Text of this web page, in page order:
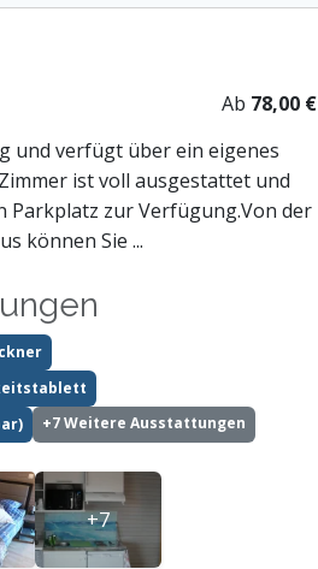
Ab 78,00 €
und verfügt über ein eigenes
ist voll ausgestattet und
Parkplatz zur Verfügung.Von der
können Sie ...
+7 Weitere Ausstattungen
+7